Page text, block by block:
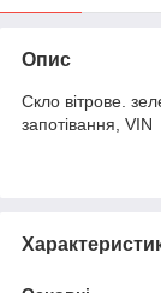
Опис
Скло вітрове.
запотівання, VIN